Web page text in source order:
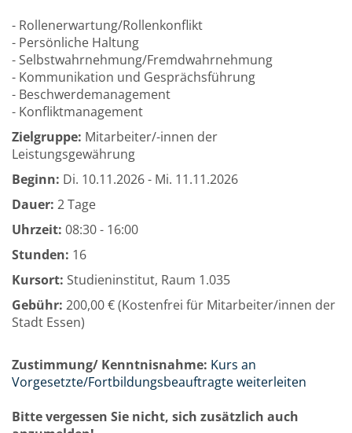
- Rollenerwartung/Rollenkonflikt
- Persönliche Haltung
- Selbstwahrnehmung/Fremdwahrnehmung
- Kommunikation und Gesprächsführung
- Beschwerdemanagement
- Konfliktmanagement
Zielgruppe: Mitarbeiter/-innen der
Leistungsgewährung
Beginn: Di. 10.11.2026 - Mi. 11.11.2026
Dauer: 2 Tage
Uhrzeit: 08:30 - 16:00
Stunden: 16
Kursort: Studieninstitut, Raum 1.035
Gebühr: 200,00 € (Kostenfrei für Mitarbeiter/innen der
Stadt Essen)
Zustimmung/ Kenntnisnahme: Kurs an
Vorgesetzte/Fortbildungsbeauftragte weiterleiten
Bitte vergessen Sie nicht, sich zusätzlich auch